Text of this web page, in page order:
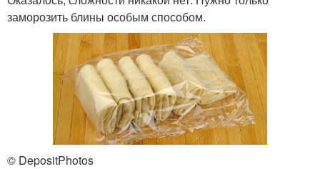
заморозить блины особым способом.
© DepositPhotos